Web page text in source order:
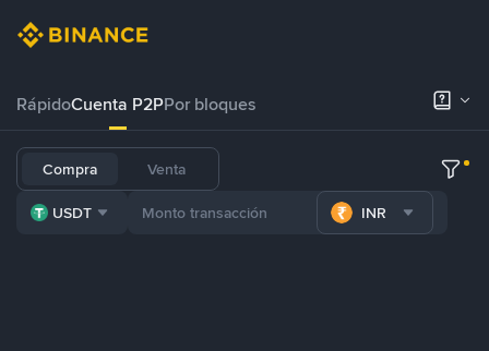
RápidoCuenta P2PPor bloques
Compra Venta
USDT INR